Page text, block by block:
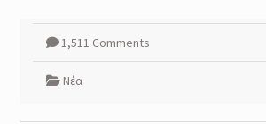
1,511 Comments
Νέα